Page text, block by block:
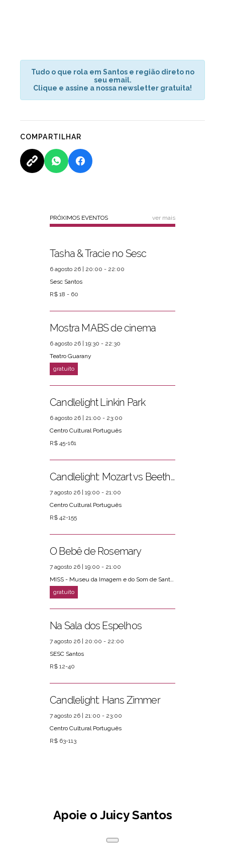
Tudo o que rola em Santos e região direto no
seu email.
Clique e assine a nossa newsletter gratuita!
COMPARTILHAR
PRÓXIMOS EVENTOS ver mais
Tasha & Tracie no Sesc
6 agosto 26 | 20:00 - 22:00
Sesc Santos
R$ 18 - 60
Mostra MABS de cinema
6 agosto 26 | 19:30 - 22:30
Teatro Guarany
Candlelight Linkin Park
6 agosto 26 | 21:00 - 23:00
Centro Cultural Português
R$ 45-161
Candlelight: Mozart vs Beethoven
7 agosto 26 | 19:00 - 21:00
Centro Cultural Português
R$ 42-155
O Bebê de Rosemary
7 agosto 26 | 19:00 - 21:00
MISS - Museu da Imagem e do Som de Santos
Na Sala dos Espelhos
7 agosto 26 | 20:00 - 22:00
SESC Santos
R$ 12-40
Candlelight: Hans Zimmer
7 agosto 26 | 21:00 - 23:00
Centro Cultural Português
R$ 63-113
Apoie o Juicy Santos